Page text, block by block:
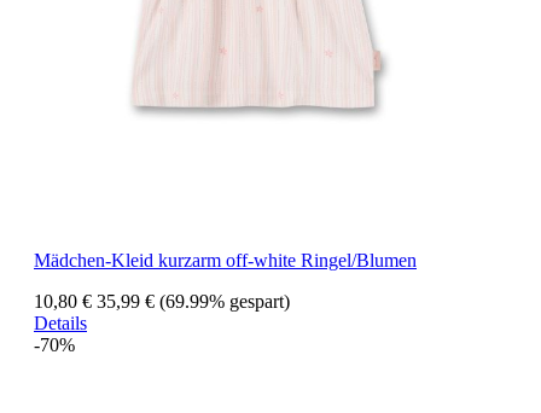
Mädchen-Kleid kurzarm off-white Ringel/Blumen
10,80 € 35,99 € (69.99% gespart)
Details
-70%